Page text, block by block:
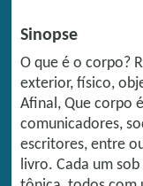
Sinopse
O que é o corpo?
exterior, físico,
Afinal, Que corpo
comunicadores,
escritores, entre
livro. Cada um